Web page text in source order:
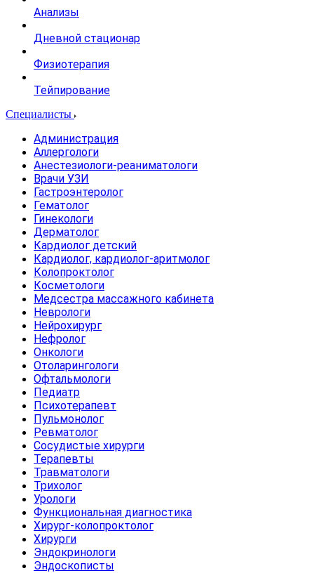
Анализы
Дневной стационар
Физиотерапия
Тейпирование
Специалисты
Администрация
Аллергологи
Анестезиологи-реаниматологи
Врачи УЗИ
Гастроэнтеролог
Гематолог
Гинекологи
Дерматолог
Кардиолог детский
Кардиолог, кардиолог-аритмолог
Колопроктолог
Косметологи
Медсестра массажного кабинета
Неврологи
Нейрохирург
Нефролог
Онкологи
Отоларингологи
Офтальмологи
Педиатр
Психотерапевт
Пульмонолог
Ревматолог
Сосудистые хирурги
Терапевты
Травматологи
Трихолог
Урологи
Функциональная диагностика
Хирург-колопроктолог
Хирурги
Эндокринологи
Эндоскописты